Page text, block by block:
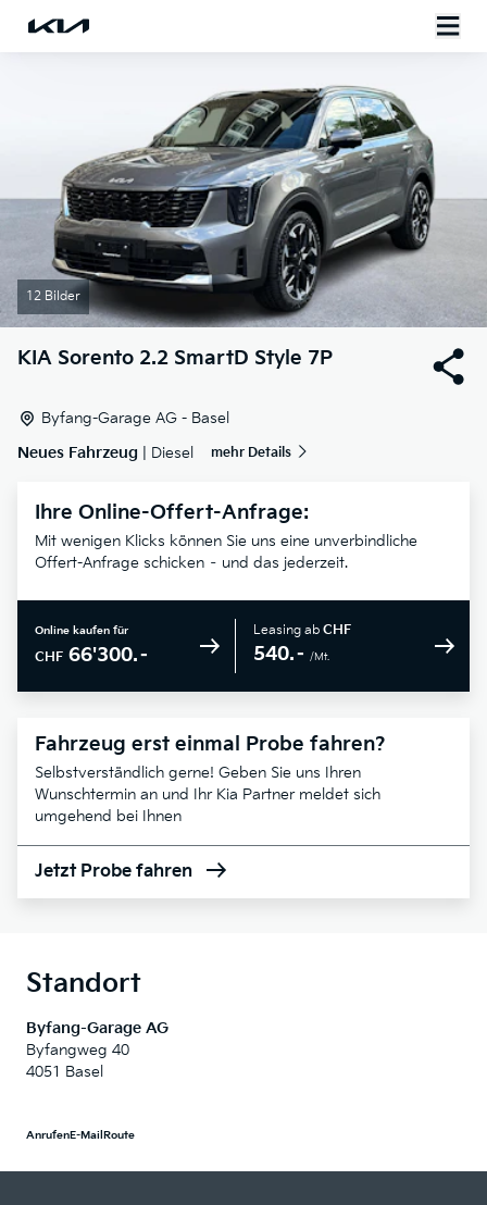
12 Bilder
KIA Sorento 2.2 SmartD Style 7P
Byfang-Garage AG - Basel
Neues Fahrzeug | Diesel mehr Details
Ihre Online-Offert-Anfrage:
Mit wenigen Klicks können Sie uns eine unverbindliche
Offert-Anfrage schicken – und das jederzeit.
Online kaufen für
CHF 66'300.–
Leasing ab CHF
540.– /Mt.
Fahrzeug erst einmal Probe fahren?
Selbstverständlich gerne! Geben Sie uns Ihren
Wunschtermin an und Ihr Kia Partner meldet sich
umgehend bei Ihnen
Jetzt Probe fahren
Standort
Byfang-Garage AG
Byfangweg 40
4051 Basel
AnrufenE-Mail Route